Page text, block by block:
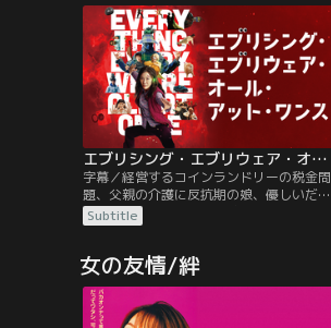
エブリシング・エブリウェア・オール・アット・ワンス／字幕
字幕／経営するコインランドリーの税金問
題、父親の介護に反抗期の娘、優しいだけ
で頼りにならない夫と、盛りだくさんのト
ラブルを抱えたエヴリン。そんな中、夫に
にカオスをもたらす強大な悪を倒せるのは
君だけだ」と世界の命運を託される。まさ
かと驚くエヴリンだが、悪の手先に襲われ
マルチバースにジャンプ！
Subtitle
女の友情/絆